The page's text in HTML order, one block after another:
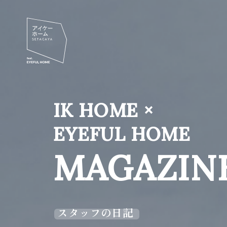
IK HOME ×
EYEFUL HOME
スタッフの日記